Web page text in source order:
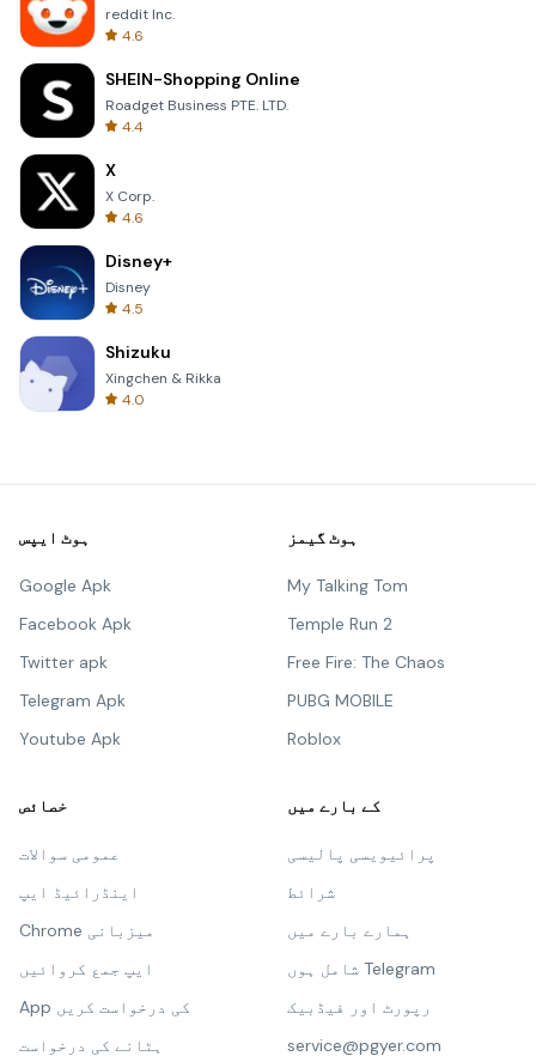
reddit Inc.
4.6
SHEIN-Shopping Online
Roadget Business PTE. LTD.
4.4
X
X Corp.
4.6
Disney+
Disney
4.5
Shizuku
Xingchen & Rikka
4.0
ہوٹ ایپس
Google Apk
Facebook Apk
Twitter apk
Telegram Apk
Youtube Apk
ہوٹ گیمز
My Talking Tom
Temple Run 2
Free Fire: The Chaos
PUBG MOBILE
Roblox
خصائص
عمومی سوالات
اینڈرائیڈ ایپ
Chrome میزبانی
ایپ جمع کروائیں
App کی درخواست کریں
ہٹانے کی درخواست
کے بارے میں
پرائیویسی پالیسی
شرائط
ہمارے بارے میں
شامل ہوں Telegram
رپورٹ اور فیڈبیک
service@pgyer.com